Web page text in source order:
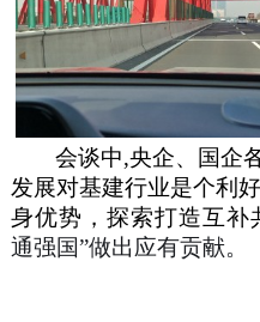
会谈中,央企、国企
发展对基建行业是个利好
身优势，探索打造互补
通强国”做出应有贡献。